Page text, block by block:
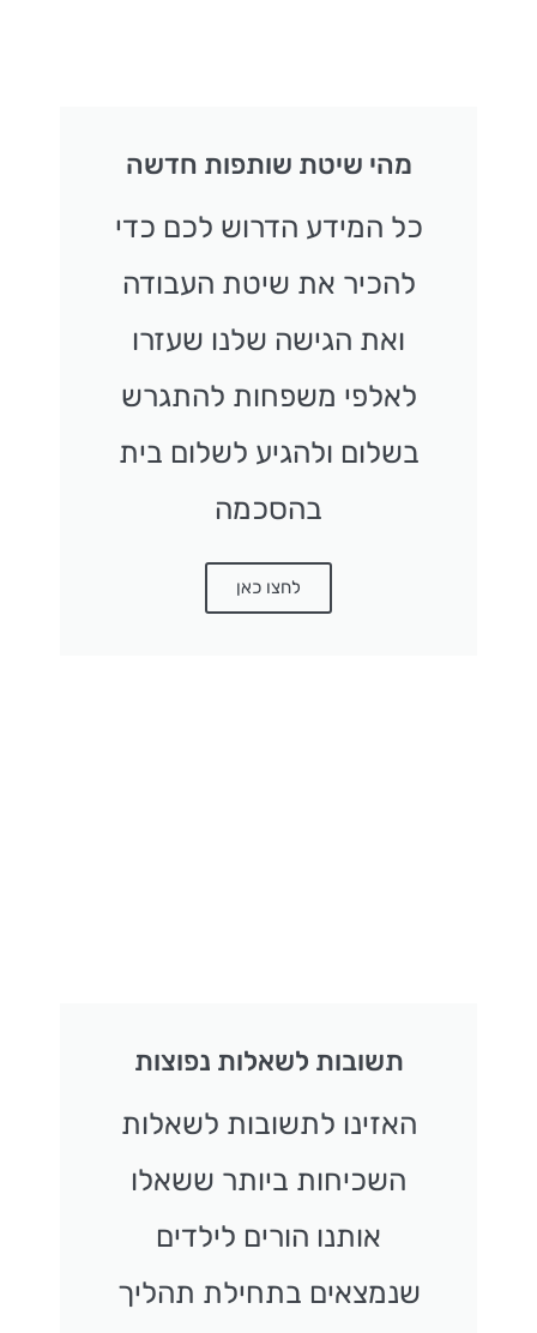
מהי שיטת שותפות חדשה
כל המידע הדרוש לכם כדי
להכיר את שיטת העבודה
ואת הגישה שלנו שעזרו
לאלפי משפחות להתגרש
בשלום ולהגיע לשלום בית
בהסכמה
לחצו כאן
תשובות לשאלות נפוצות
האזינו לתשובות לשאלות
השכיחות ביותר ששאלו
אותנו הורים לילדים
שנמצאים בתחילת תהליך